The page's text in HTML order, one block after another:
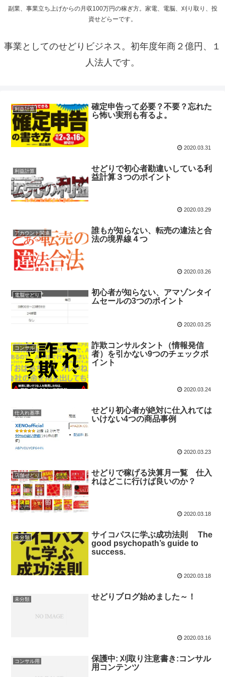
副業、事業立ち上げからの月収100万円の稼ぎ方。家電、電脳、刈り取り、投
資せどらーです。
事業としてのせどりビジネス。初年度年商２億円、１
人法人です。
利益計算
確定申告って必要？不要？忘れた
ら怖い実刑も有るよ。
2020.03.31
利益計算
せどりで初心者勘違いしている利
益計算３つのポイント
2020.03.29
アカウント関連
誰もが知らない、転売の違法と合
法の境界線４つ
2020.03.26
電脳せどり
初心者が知らない、アマゾンタイ
ムセールの3つのポイント
2020.03.25
コンサル
詐欺コンサルタント（情報発信
者）を引かない9つのチェックポ
イント
2020.03.24
仕入れ基準
せどり初心者が絶対に仕入れては
いけない4つの商品事例
2020.03.23
店舗せどり
せどりで稼げる決算月一覧 仕入
れはどこに行けば良いのか？
2020.03.18
未分類
サイコパスに学ぶ成功法則 The
good psychopath’s guide to
success.
2020.03.18
未分類 せどりブログ始めました～！
2020.03.16
コンサル用
保護中: 刈取り注意書き:コンサル
用コンテンツ